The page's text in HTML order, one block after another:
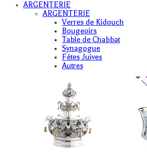
ARGENTERIE
ARGENTERIE
Verres de Kidouch
Bougeoirs
Table de Chabbat
Synagogue
Fêtes Juives
Autres